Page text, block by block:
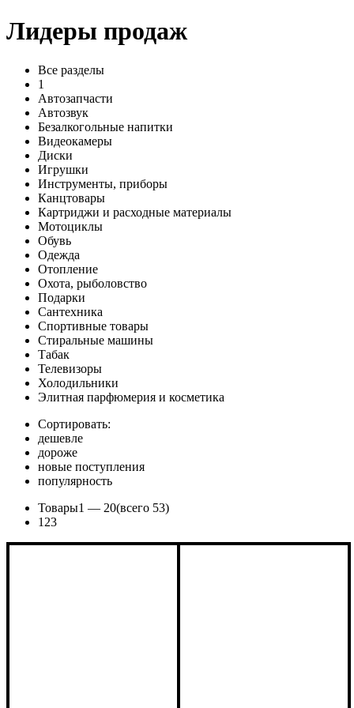
Лидеры продаж
Все разделы
1
Автозапчасти
Автозвук
Безалкогольные напитки
Видеокамеры
Диски
Игрушки
Инструменты, приборы
Канцтовары
Картриджи и расходные материалы
Мотоциклы
Обувь
Одежда
Отопление
Охота, рыболовство
Подарки
Сантехника
Спортивные товары
Стиральные машины
Табак
Телевизоры
Холодильники
Элитная парфюмерия и косметика
Сортировать:
дешевле
дороже
новые поступления
популярность
Товары1 — 20(всего 53)
1 23